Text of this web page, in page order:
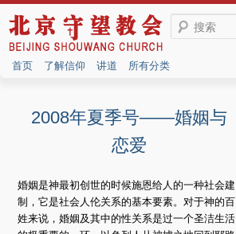
搜索
首页 了解信仰 讲道 所有分类
2008年夏季号——婚姻与
恋爱
婚姻是神最初创世的时候施恩给人的一种社会建
制，它是社会人伦关系的基本要素。对于神的百
姓来说，婚姻及其中的性关系是过一个圣洁生活